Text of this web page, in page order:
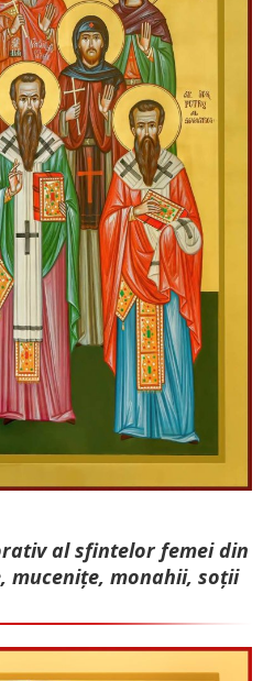
al sfintelor femei din
mu­cenițe, monahii, soții